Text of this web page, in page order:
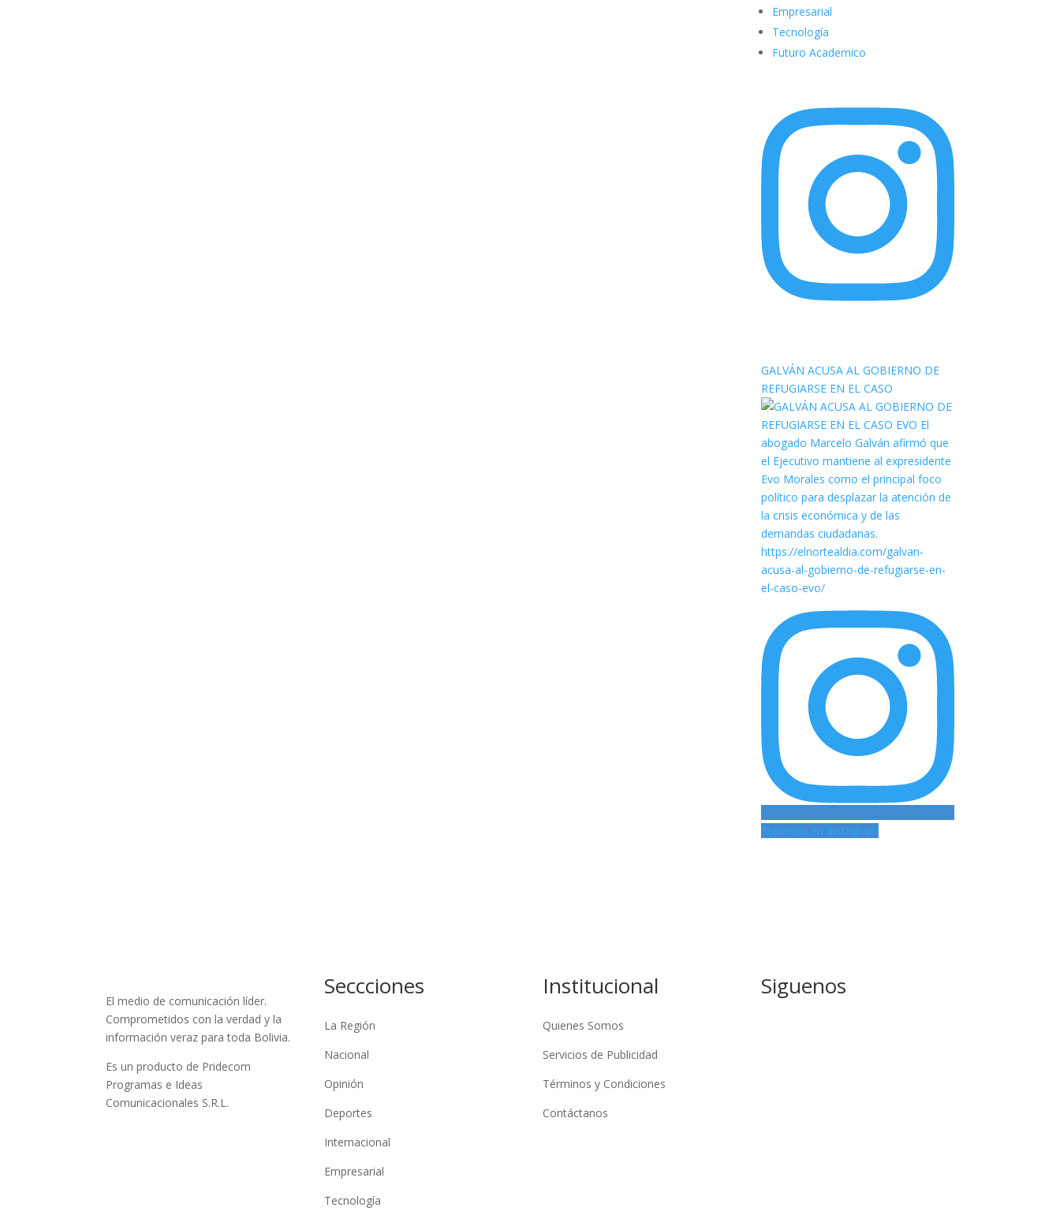
Empresarial
Tecnología
Futuro Academico
GALVÁN ACUSA AL GOBIERNO DE
REFUGIARSE EN EL CASO
Siguenos en Instagram
El medio de comunicación líder.
Comprometidos con la verdad y la
información veraz para toda Bolivia.
Es un producto de Pridecom
Programas e Ideas
Comunicacionales S.R.L.
Seccciones
La Región
Nacional
Opinión
Deportes
Internacional
Empresarial
Tecnología
Institucional
Quienes Somos
Servicios de Publicidad
Términos y Condiciones
Contáctanos
Siguenos